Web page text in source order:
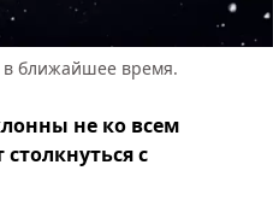
в ближайшее время.
не ко всем
с